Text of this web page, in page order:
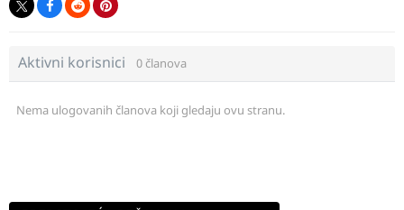
Aktivni korisnici 0 članova
Nema ulogovanih članova koji gledaju ovu stranu.